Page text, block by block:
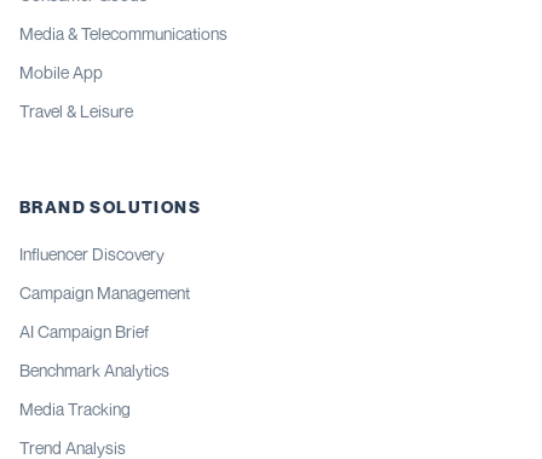
Media & Telecommunications
Mobile App
Travel & Leisure
BRAND SOLUTIONS
Influencer Discovery
Campaign Management
AI Campaign Brief
Benchmark Analytics
Media Tracking
Trend Analysis